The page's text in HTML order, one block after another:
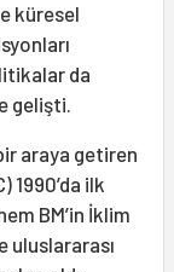
küresel
da
gelişti.
araya getiren
1990’da ilk
BM’in İklim
uluslararası